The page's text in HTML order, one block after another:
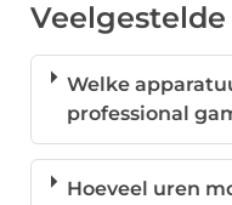
Welke
professional
Hoeveel uren